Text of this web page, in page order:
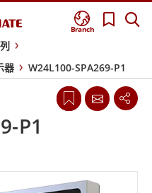
Branch
器
W24L100-SPA269-P1
P1